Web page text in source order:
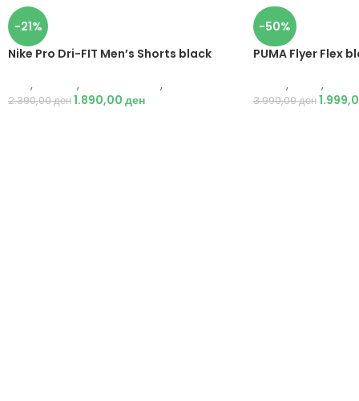
-21%
Nike Pro Dri-FIT Men’s Shorts black
, , ,
2.390,00ден1.890,00 ден
-50%
PUMA Flyer Flex
, ,
3.990,00ден